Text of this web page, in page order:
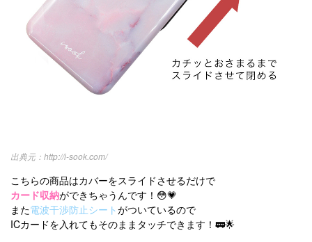
http://i-sook.com/
こちらの商品はカバーをスライドさせるだけで
カード収納ができちゃうんです！😳💗
また電波干渉防止シートがついているので
ICカードを入れてもそのままタッチできます！🚃🌟